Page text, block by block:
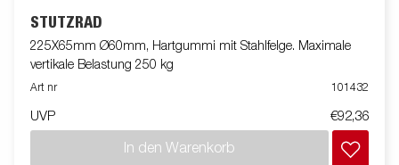
STÜTZRAD
225X65mm Ø60mm, Hartgummi mit Stahlfelge. Maximale
vertikale Belastung 250 kg
Art nr 101432
UVP €92,36
In den Warenkorb